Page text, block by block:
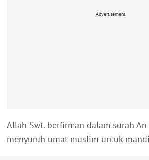
Advertisement
Allah Swt. berfirman dalam surah An
menyuruh umat muslim untuk